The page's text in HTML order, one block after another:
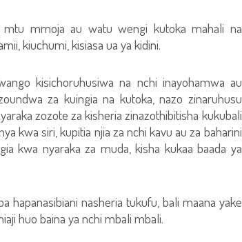
mtu mmoja au watu wengi kutoka mahali na
kiuchumi, kisiasa ua ya kidini.
kisichoruhusiwa na nchi inayohamwa au
za kuingia na kutoka, nazo zinaruhusu
zozote za kisheria zinazothibitisha kukubali
kwa siri, kupitia njia za nchi kavu au za baharini
kwa nyaraka za muda, kisha kukaa baada ya
hapanasibiani nasheria tukufu, bali maana yake
huo baina ya nchi mbali mbali.